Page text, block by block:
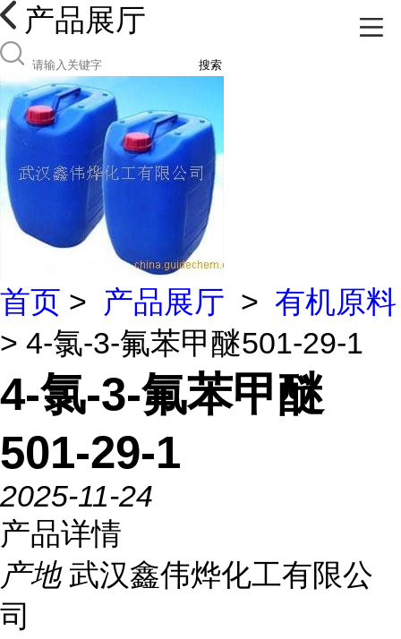
产品展厅
搜索
首页 > 产品展厅 > 有机原料
> 4-氯-3-氟苯甲醚501-29-1
4-氯-3-氟苯甲醚
501-29-1
2025-11-24
产品详情
产地 武汉鑫伟烨化工有限公
司